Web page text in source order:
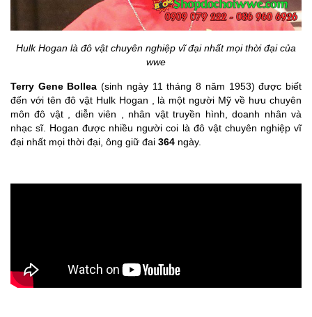
Hulk Hogan là đô vật chuyên nghiệp vĩ đại nhất mọi thời đại của
wwe
Terry Gene Bollea (sinh ngày 11 tháng 8 năm 1953) được biết
đến với tên đô vật Hulk Hogan , là một người Mỹ về hưu chuyên
môn đô vật , diễn viên , nhân vật truyền hình, doanh nhân và
nhạc sĩ. Hogan được nhiều người coi là đô vật chuyên nghiệp vĩ
đại nhất mọi thời đại, ông giữ đai 364 ngày.